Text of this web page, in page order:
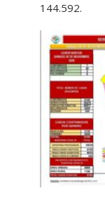
144.592.